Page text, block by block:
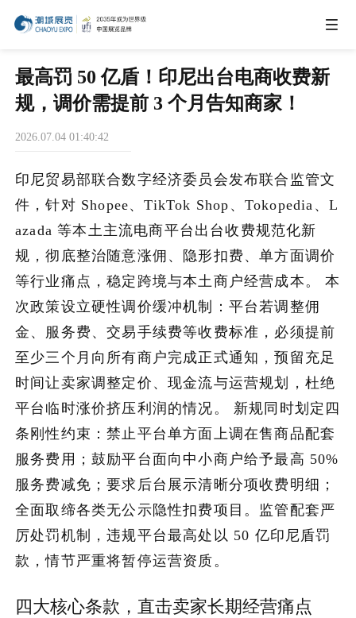
IEAE
IGHE
CHWE
AIE
商务合作
关于我们
加入潮域
最高罚 50 亿盾！印尼出台电商收费新
规，调价需提前 3 个月告知商家！
2026.07.04 01:40:42
印尼贸易部联合数字经济委员会发布联合监管文
件，针对 Shopee、TikTok Shop、Tokopedia、L
azada 等本土主流电商平台出台收费规范化新
规，彻底整治随意涨佣、隐形扣费、单方面调价
等行业痛点，稳定跨境与本土商户经营成本。 本
次政策设立硬性调价缓冲机制：平台若调整佣
金、服务费、交易手续费等收费标准，必须提前
至少三个月向所有商户完成正式通知，预留充足
时间让卖家调整定价、现金流与运营规划，杜绝
平台临时涨价挤压利润的情况。 新规同时划定四
条刚性约束：禁止平台单方面上调在售商品配套
服务费用；鼓励平台面向中小商户给予最高 50%
服务费减免；要求后台展示清晰分项收费明细；
全面取缔各类无公示隐性扣费项目。监管配套严
厉处罚机制，违规平台最高处以 50 亿印尼盾罚
款，情节严重将暂停运营资质。
四大核心条款，直击卖家长期经营痛点